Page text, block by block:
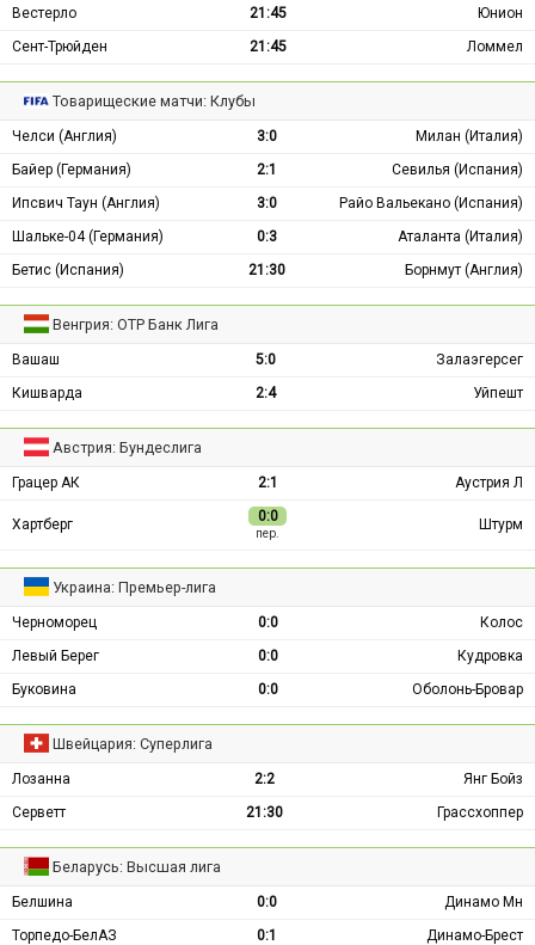
Вестерло 21:45
Юнион
Сент-Трюйден
21:45 Ломмел
Товарищеские матчи: Клубы
Челси (Англия) 3:0
Милан (Италия)
Байер (Германия)
2:1
Севилья (Испания)
Ипсвич Таун (Англия)
3:0
Райо Вальекано (Испания)
Шальке-04 (Германия)
0:3
Аталанта (Италия)
Бетис (Испания)
21:30 Борнмут (Англия)
Венгрия: ОТР Банк Лига
Вашаш 5:0
Залаэгерсег
Кишварда
2:4 Уйпешт
Австрия: Бундеслига
Грацер АК 2:1 Аустрия Л
Хартберг 0:0
пер.
Штурм
Украина: Премьер-лига
Черноморец 0:0
Колос
Левый Берег
0:0
Кудровка
Буковина
0:0 Оболонь-Бровар
Швейцария: Суперлига
Лозанна 2:2
Янг Бойз
Серветт
21:30 Грассхоппер
Беларусь: Высшая лига
Белшина 0:0
Динамо Мн
Торпедо-БелАЗ
0:1
Динамо-Брест